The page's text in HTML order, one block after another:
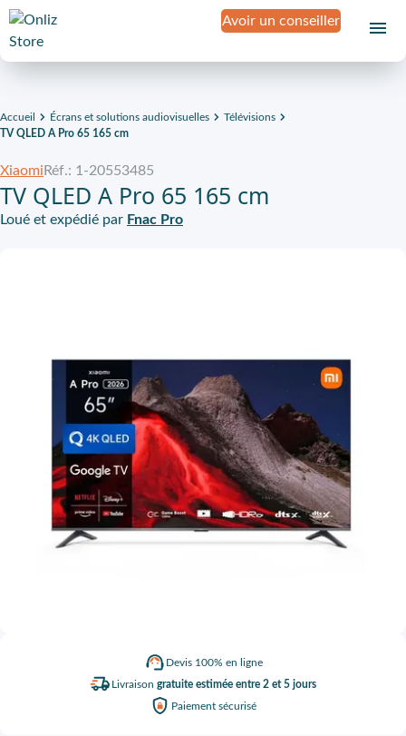
Avoir un conseiller
Accueil Écrans et solutions audiovisuelles
Télévisions
TV QLED A Pro 65 165 cm
Devis 100% en ligne
Livraison gratuite estimée entre 2 et 5 jours
Paiement sécurisé
Xiaomi Réf.: 1-20553485
TV QLED A Pro 65 165 cm
Loué et expédié par Fnac Pro